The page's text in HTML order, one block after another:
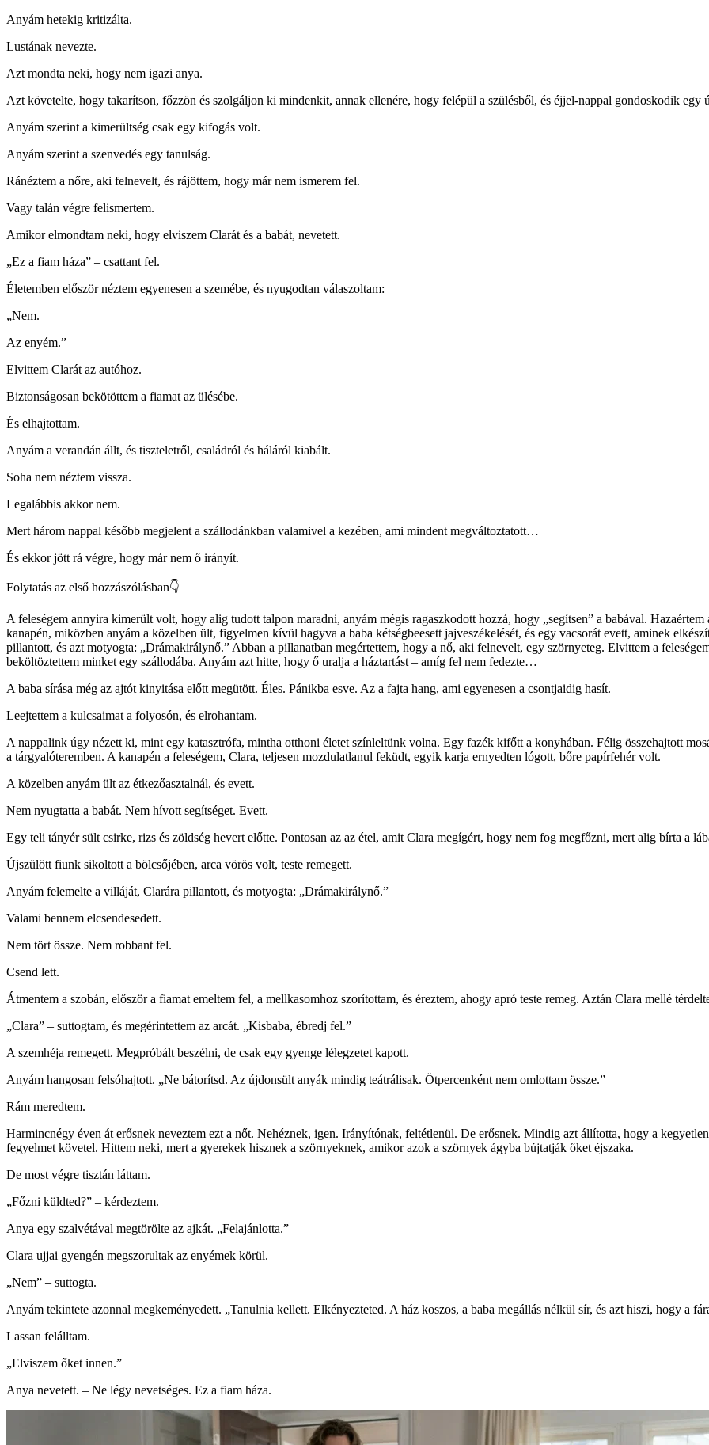
Anyám hetekig kritizálta.
Lustának nevezte.
Azt mondta neki, hogy nem igazi anya.
Azt követelte, hogy takarítson, főzzön és szolgáljon ki mindenkit, annak ellenére, hogy felépül a szülésből, és éjjel-nappal gondoskodik egy
Anyám szerint a kimerültség csak egy kifogás volt.
Anyám szerint a szenvedés egy tanulság.
Ránéztem a nőre, aki felnevelt, és rájöttem, hogy már nem ismerem fel.
Vagy talán végre felismertem.
Amikor elmondtam neki, hogy elviszem Clarát és a babát, nevetett.
„Ez a fiam háza” – csattant fel.
Életemben először néztem egyenesen a szemébe, és nyugodtan válaszoltam:
„Nem.
Az enyém.”
Elvittem Clarát az autóhoz.
Biztonságosan bekötöttem a fiamat az ülésébe.
És elhajtottam.
Anyám a verandán állt, és tiszteletről, családról és háláról kiabált.
Soha nem néztem vissza.
Legalábbis akkor nem.
Mert három nappal később megjelent a szállodánkban valamivel a kezében, ami mindent megváltoztatott…
És ekkor jött rá végre, hogy már nem ő irányít.
Folytatás az első hozzászólásban👇
A feleségem annyira kimerült volt, hogy alig tudott talpon maradni, anyám mégis ragaszkodott hozzá, hogy „segítsen” a babával. Hazaértem
kanapén, miközben anyám a közelben ült, figyelmen kívül hagyva a baba kétségbeesett jajveszékelését, és egy vacsorát evett, aminek
pillantott, és azt motyogta: „Drámakirálynő.” Abban a pillanatban megértettem, hogy a nő, aki felnevelt, egy szörnyeteg. Elvittem a
beköltöztettem minket egy szállodába. Anyám azt hitte, hogy ő uralja a háztartást – amíg fel nem fedezte…
A baba sírása még az ajtót kinyitása előtt megütött. Éles. Pánikba esve. Az a fajta hang, ami egyenesen a csontjaidig hasít.
Leejtettem a kulcsaimat a folyosón, és elrohantam.
A nappalink úgy nézett ki, mint egy katasztrófa, mintha otthoni életet színleltünk volna. Egy fazék kifőtt a konyhában. Félig összehajtott
a tárgyalóteremben. A kanapén a feleségem, Clara, teljesen mozdulatlanul feküdt, egyik karja ernyedten lógott, bőre papírfehér volt.
A közelben anyám ült az étkezőasztalnál, és evett.
Nem nyugtatta a babát. Nem hívott segítséget. Evett.
Egy teli tányér sült csirke, rizs és zöldség hevert előtte. Pontosan az az étel, amit Clara megígért, hogy nem fog megfőzni, mert alig bírta a
Újszülött fiunk sikoltott a bölcsőjében, arca vörös volt, teste remegett.
Anyám felemelte a villáját, Clarára pillantott, és motyogta: „Drámakirálynő.”
Valami bennem elcsendesedett.
Nem tört össze. Nem robbant fel.
Csend lett.
Átmentem a szobán, először a fiamat emeltem fel, a mellkasomhoz szorítottam, és éreztem, ahogy apró teste remeg. Aztán Clara mellé
„Clara” – suttogtam, és megérintettem az arcát. „Kisbaba, ébredj fel.”
A szemhéja remegett. Megpróbált beszélni, de csak egy gyenge lélegzetet kapott.
Anyám hangosan felsóhajtott. „Ne bátorítsd. Az újdonsült anyák mindig teátrálisak. Ötpercenként nem omlottam össze.”
Rám meredtem.
Harmincnégy éven át erősnek neveztem ezt a nőt. Nehéznek, igen. Irányítónak, feltétlenül. De erősnek. Mindig azt állította, hogy a
fegyelmet követel. Hittem neki, mert a gyerekek hisznek a szörnyeknek, amikor azok a szörnyek ágyba bújtatják őket éjszaka.
De most végre tisztán láttam.
„Főzni küldted?” – kérdeztem.
Anya egy szalvétával megtörölte az ajkát. „Felajánlotta.”
Clara ujjai gyengén megszorultak az enyémek körül.
„Nem” – suttogta.
Anyám tekintete azonnal megkeményedett. „Tanulnia kellett. Elkényezteted. A ház koszos, a baba megállás nélkül sír, és azt hiszi, hogy a
Lassan felálltam.
„Elviszem őket innen.”
Anya nevetett. – Ne légy nevetséges. Ez a fiam háza.